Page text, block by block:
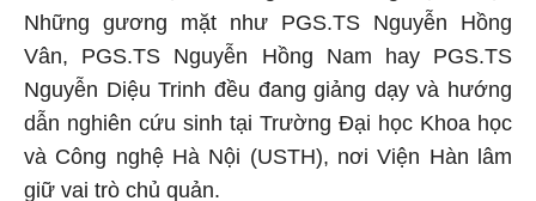
Những gương mặt như PGS.TS Nguyễn Hồng
Vân, PGS.TS Nguyễn Hồng Nam hay PGS.TS
Nguyễn Diệu Trinh đều đang giảng dạy và hướng
dẫn nghiên cứu sinh tại Trường Đại học Khoa học
và Công nghệ Hà Nội (USTH), nơi Viện Hàn lâm
giữ vai trò chủ quản.